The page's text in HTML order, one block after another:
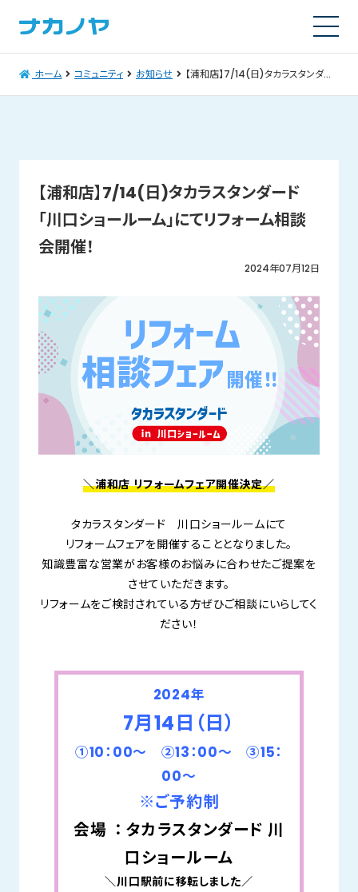
ホーム コミュニティ お知らせ 【浦和店】7/14(日)タカラスタンダード「川口ショールーム」にてリフォーム相談会開催！
【浦和店】7/14(日)タカラスタンダード
「川口ショールーム」にてリフォーム相談
会開催！
2024年07月12日
＼浦和店 リフォームフェア開催決定／
タカラスタンダード 川口ショールームにて
リフォームフェアを開催することとなりました。
知識豊富な営業がお客様のお悩みに合わせたご提案を
させていただきます。
リフォームをご検討されている方ぜひご相談にいらしてく
ださい！
2024年
7月14日（日）
①10：00～ ②13：00～ ③15：
00～
※ご予約制
会場 ： タカラスタンダード 川
口ショールーム
＼川口駅前に移転しました／